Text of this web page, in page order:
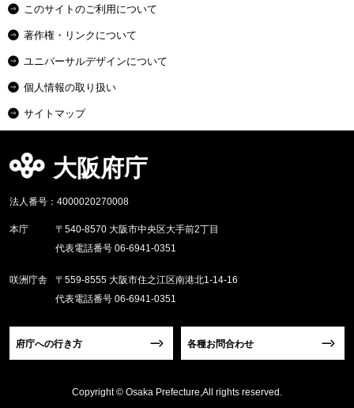
このサイトのご利用について
著作権・リンクについて
ユニバーサルデザインについて
個人情報の取り扱い
サイトマップ
大阪府庁
法人番号：4000020270008
本庁
〒540-8570 大阪市中央区大手前2丁目
代表電話番号 06-6941-0351
咲洲庁舎
〒559-8555 大阪市住之江区南港北1-14-16
代表電話番号 06-6941-0351
府庁への行き方 各種お問合わせ
Copyright © Osaka Prefecture,All rights reserved.